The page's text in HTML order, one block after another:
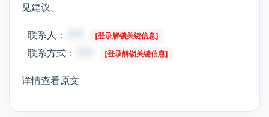
见建议。
联系人： [登录解锁关键信息]
联系方式： [登录解锁关键信息]
详情查看原文